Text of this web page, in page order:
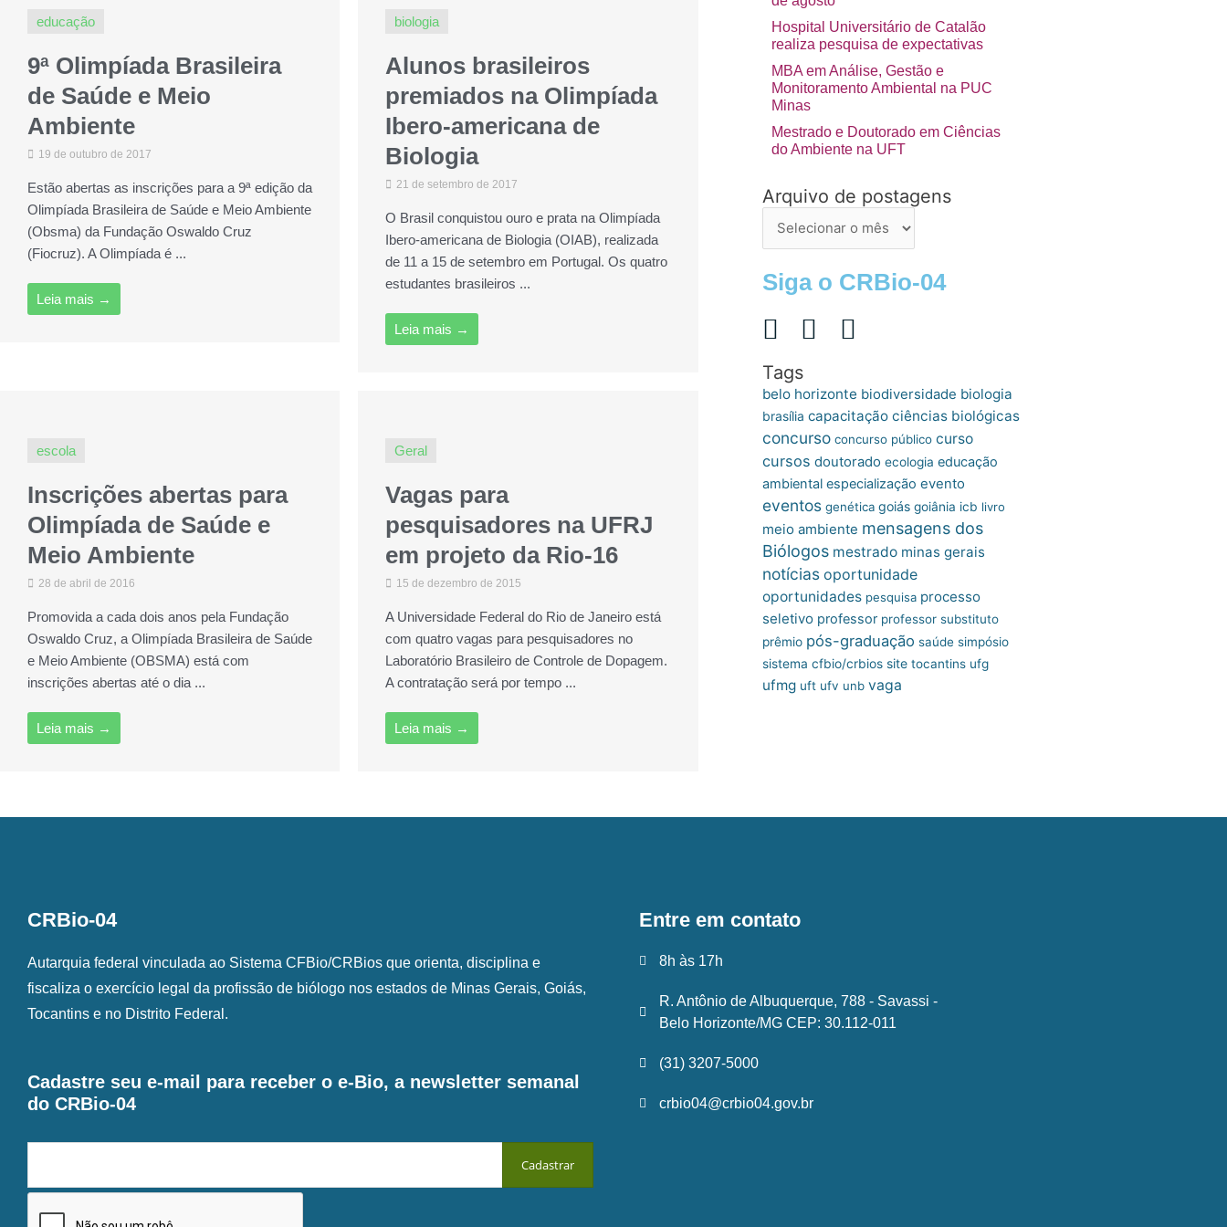
educação
9ª Olimpíada Brasileira
de Saúde e Meio
Ambiente
19 de outubro de 2017
Estão abertas as inscrições para a 9ª edição da
Olimpíada Brasileira de Saúde e Meio Ambiente
(Obsma) da Fundação Oswaldo Cruz
(Fiocruz). A Olimpíada é ...
Leia mais →
biologia
Alunos brasileiros
premiados na Olimpíada
Ibero-americana de
Biologia
21 de setembro de 2017
O Brasil conquistou ouro e prata na Olimpíada
Ibero-americana de Biologia (OIAB), realizada
de 11 a 15 de setembro em Portugal. Os quatro
estudantes brasileiros ...
Leia mais →
escola
Inscrições abertas para
Olimpíada de Saúde e
Meio Ambiente
28 de abril de 2016
Promovida a cada dois anos pela Fundação
Oswaldo Cruz, a Olimpíada Brasileira de Saúde
e Meio Ambiente (OBSMA) está com
inscrições abertas até o dia ...
Leia mais →
Geral
Vagas para
pesquisadores na UFRJ
em projeto da Rio-16
15 de dezembro de 2015
A Universidade Federal do Rio de Janeiro está
com quatro vagas para pesquisadores no
Laboratório Brasileiro de Controle de Dopagem.
A contratação será por tempo ...
Leia mais →
Hospital Universitário de Catalão
realiza pesquisa de expectativas
MBA em Análise, Gestão e
Monitoramento Ambiental na PUC
Minas
Mestrado e Doutorado em Ciências
do Ambiente na UFT
Arquivo de postagens
Arquivo
postagens
Siga o CRBio-04
Tags
belo horizonte biodiversidade biologia
brasília capacitação ciências biológicas
concurso concurso público curso
cursos doutorado ecologia educação
ambiental especialização evento
eventos genética goiás goiânia icb livro
meio ambiente mensagens dos
Biólogos mestrado minas gerais
notícias oportunidade
oportunidades pesquisa processo
seletivo professor professor substituto
prêmio pós-graduação saúde simpósio
sistema cfbio/crbios site tocantins ufg
ufmg uft ufv unb vaga
CRBio-04
Autarquia federal vinculada ao Sistema CFBio/CRBios que orienta, disciplina e
fiscaliza o exercício legal da profissão de biólogo nos estados de Minas Gerais, Goiás,
Tocantins e no Distrito Federal.
Cadastre seu e-mail para receber o e-Bio, a newsletter semanal
do CRBio-04
Entre em contato
8h às 17h
R. Antônio de Albuquerque, 788 - Savassi -
Belo Horizonte/MG CEP: 30.112-011
(31) 3207-5000
crbio04@crbio04.gov.br